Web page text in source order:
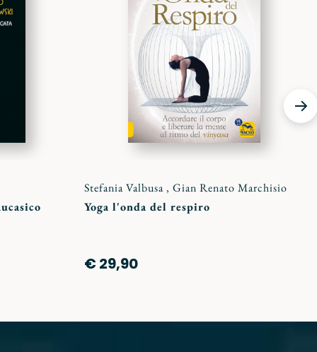
Stefania Valbusa, Gian Renato Marchisio
Yoga l'onda del respiro
€ 29,90